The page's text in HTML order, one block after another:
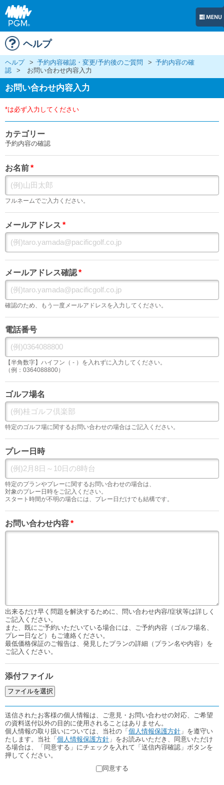
ヘルプ
ヘルプ > 予約内容確認・変更/予約後のご質問 > 予約内容の確
認
> お問い合わせ内容入力
お問い合わせ内容入力
*は必ず入力してください
カテゴリー
予約内容の確認
お名前*
フルネームでご入力ください。
メールアドレス *
メールアドレス確認*
確認のため、もう一度メールアドレスを入力してください。
電話番号
【半角数字】ハイフン（ - ）を入れずに入力してください。
（例：0364088800）
ゴルフ場名
特定のゴルフ場に関するお問い合わせの場合はご記入ください。
プレー日時
特定のプランやプレーに関するお問い合わせの場合は、
対象のプレー日時をご記入ください。
スタート時間が不明の場合には、プレー日だけでも結構です。
お問い合わせ内容*
出来るだけ早く問題を解決するために、問い合わせ内容/症状等は詳しく
ご記入ください。
また、既にご予約いただいている場合には、ご予約内容（ゴルフ場名、
プレー日など）もご連絡ください。
最低価格保証のご報告は、発見したプランの詳細（プラン名や内容）を
ご記入ください。
添付ファイル
送信されたお客様の個人情報は、ご意見・お問い合わせの対応、ご希望
の資料送付以外の目的に使用されることはありません。
個人情報の取り扱いについては、当社の「 個人情報保護方針 」を遵守い
たします。当社「 個人情報保護方針 」をお読みいただき、同意いただけ
る場合は、「同意する」にチェックを入れて「送信内容確認」ボタンを
押してください。
同意する